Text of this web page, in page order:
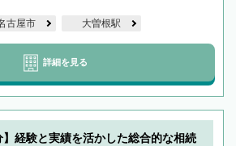
古屋市 大曽根駅
詳細を見る
】経験と実績を活かした総合的な相続